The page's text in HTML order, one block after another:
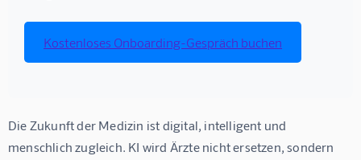
Kostenloses Onboarding-Gespräch buchen
Die Zukunft der Medizin ist digital, intelligent und
menschlich zugleich. KI wird Ärzte nicht ersetzen, sondern